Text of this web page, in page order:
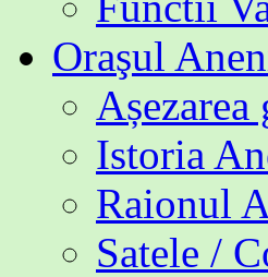
Oraşul
Așezarea
Istoria
Raionul
Satele /